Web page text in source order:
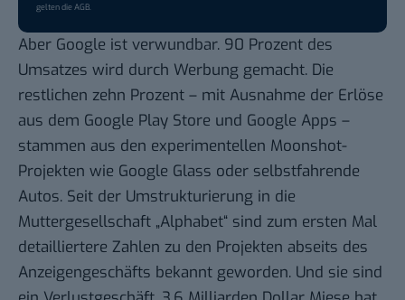
gelten dieAGB.
Aber Google ist verwundbar. 90 Prozent des
Umsatzes wird durch Werbung gemacht. Die
restlichen zehn Prozent – mit Ausnahme der Erlöse
aus dem Google Play Store und Google Apps –
stammen aus den experimentellen Moonshot-
Projekten wie Google Glass oder selbstfahrende
Autos. Seit der Umstrukturierung in die
Muttergesellschaft „Alphabet“ sind zum ersten Mal
detailliertere Zahlen zu den Projekten abseits des
Anzeigengeschäfts bekannt geworden. Und sie sind